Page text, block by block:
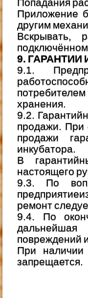
Попадания
Приложение
другим
Вскрывать,
подключённом
9. ГАРАНТИИ
9.1.
хранения.
9.2.
продажи. При
продажи
инкубатора.
В
настоящего
9.3. По
ремонт
9.4. По
дальнейшая
повреждений
При наличии
запрещается.